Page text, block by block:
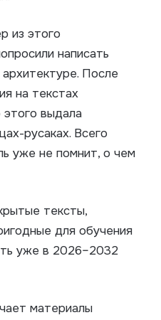
из этого
написать
После
на текстах
выдала
русаках. Всего
уже не помнит, о чем
тексты,
для обучения
уже в 2026–2032
материалы